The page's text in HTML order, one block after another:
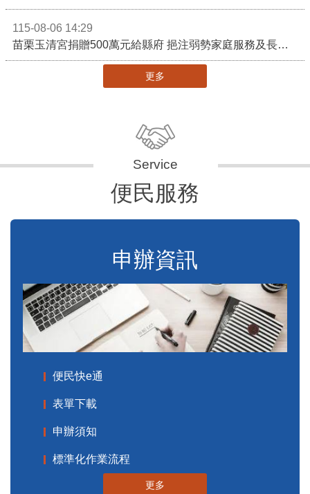
115-08-06 14:29
苗栗玉清宮捐贈500萬元給縣府 挹注弱勢家庭服務及長照醫療資源
更多
便民服務
申辦資訊
便民快e通
表單下載
申辦須知
標準化作業流程
更多